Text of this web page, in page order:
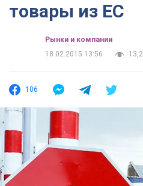
товары из ЕС
Рынки и компании
18.02.2015 13:56
106